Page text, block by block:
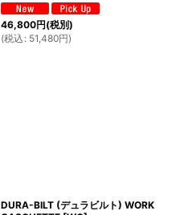
46,800円(税別)
(税込 : 51,480円)
DURA-BILT (デュラビルト) WORK